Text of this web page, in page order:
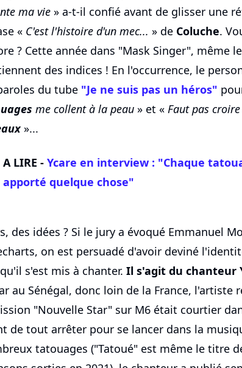
ma vie » a-t-il confié avant de glisser une
« C'est l'histoire d'un mec... » de Coluche.
? Cette année dans "Mask Singer", même
des indices ! En l'occurrence, le
du tube "Je ne suis pas un héros"
me collent à la peau » et « Faut pas
»...
A LIRE - Ycare en interview : "Chaque
apporté quelque chose"
des idées ? Si le jury a évoqué Emmanuel
on est persuadé d'avoir deviné
s'est mis à chanter. Il s'agit du chanteur
au Sénégal, donc loin de la France, l'artiste
"Nouvelle Star" sur M6 était courtier
de tout arrêter pour se lancer dans la
tatouages ("Tatoué" est même le titre